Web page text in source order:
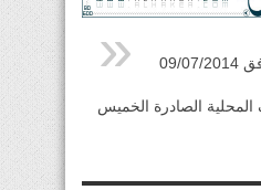
الصادرة الخميس